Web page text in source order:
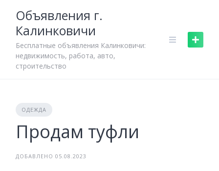
content
Объявления г.
Калинковичи
Бесплатные объявления Калинковичи:
недвижимость, работа, авто,
строительство
ОДЕЖДА
Продам туфли
ДОБАВЛЕНО 05.08.2023